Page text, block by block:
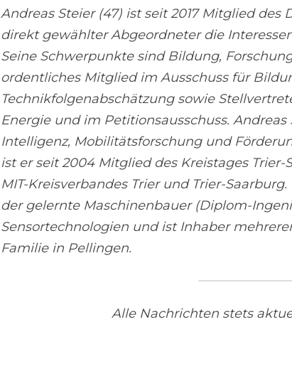
Andreas Steier (47) ist seit 2017 Mitglied
direkt gewählter Abgeordneter die
Seine Schwerpunkte sind Bildung,
ordentliches Mitglied im Ausschuss für
Technikfolgenabschätzung sowie
Energie und im Petitionsausschuss.
Intelligenz, Mobilitätsforschung und
ist er seit 2004 Mitglied des Kreistages Trier-
MIT-Kreisverbandes Trier und Trier-
der gelernte Maschinenbauer (Diplom-
Sensortechnologien und ist Inhaber
Familie in Pellingen.
Alle Nachrichten stets